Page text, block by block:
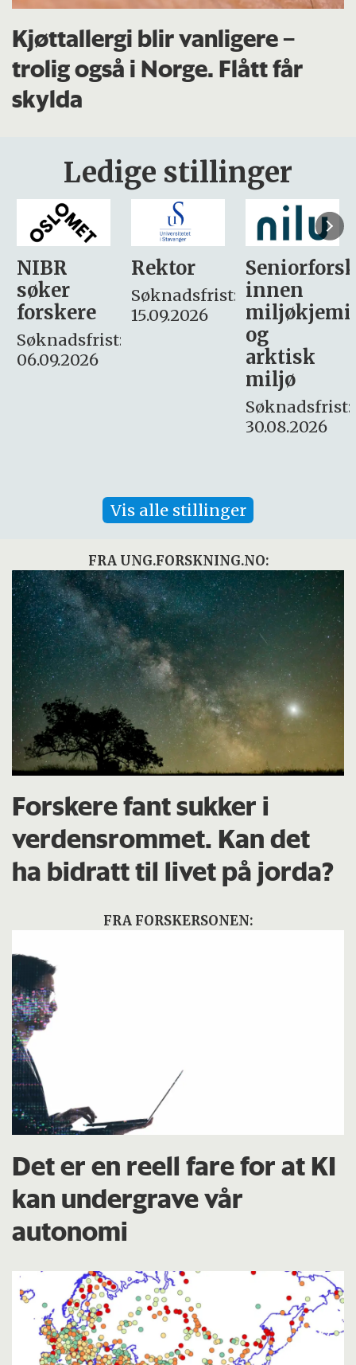
Kjøttallergi blir vanligere –
trolig også i Norge. Flått får
skylda
Ledige stillinger
Rektor
Søknadsfrist:
15.09.2026
Seniorforsker
innen
miljøkjemi
søker
– fast
Søknadsfrist:
16. august.
Vis alle stillinger
FRA UNG.FORSKNING.NO:
Forskere fant sukker i
verdensrommet. Kan det
ha bidratt til livet på jorda?
FRA FORSKERSONEN:
Det er en reell fare for at KI
kan undergrave vår
autonomi